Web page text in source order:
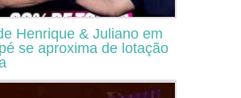
Henrique & Juliano em
se aproxima de lotação